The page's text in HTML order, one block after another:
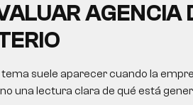
AGENCIA
tema suele aparecer cuando la
una lectura clara de qué está